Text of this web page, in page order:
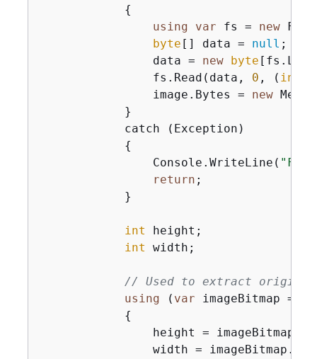
{
using
var fs = new
byte [] data = null ;
                data =
new byte
                fs.Read(data,
0 , ( int
                image.Bytes =
new
            }
            catch (Exception)
{
                Console.WriteLine(
return ;
            }
int height;
int width;
// Used to extract original
using ( var imageBitmap =
{
height =
width =